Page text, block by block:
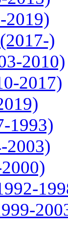
2019)
)
2010)
2017)
1993)
2003)